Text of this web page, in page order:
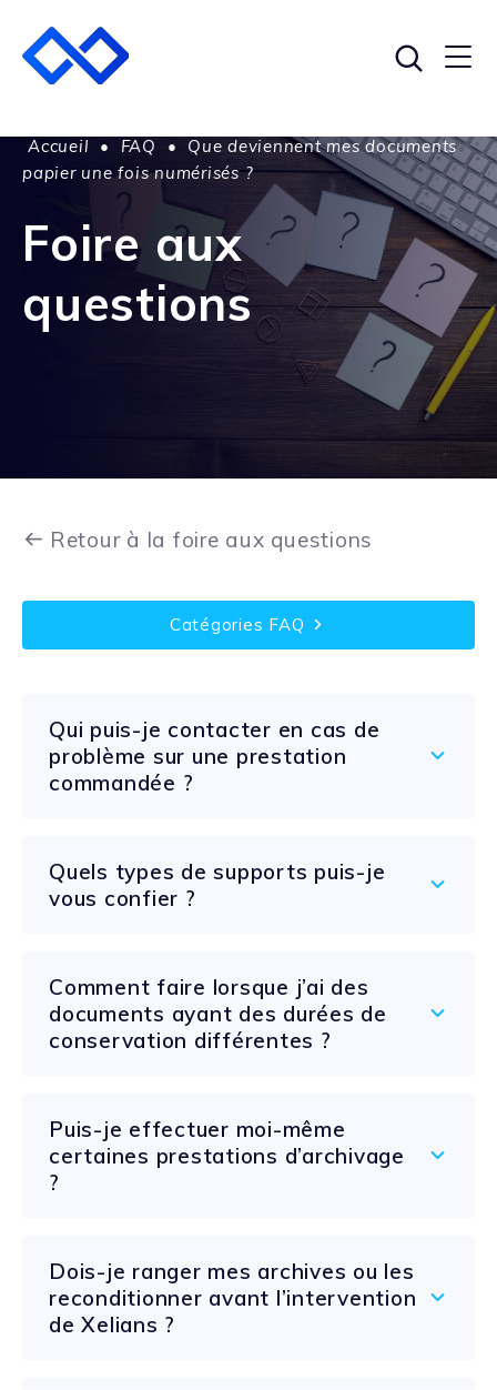
Accueil • FAQ •
Que deviennent mes documents
papier une fois numérisés ?
Foire aux
questions
Retour à la foire aux questions
Catégories FAQ
Qui puis-je contacter en cas de
problème sur une prestation
commandée ?
Quels types de supports puis-je
vous confier ?
Comment faire lorsque j’ai des
documents ayant des durées de
conservation différentes ?
Puis-je effectuer moi-même
certaines prestations d’archivage
?
Dois-je ranger mes archives ou les
reconditionner avant l’intervention
de Xelians ?